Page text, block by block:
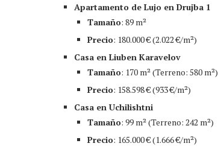
Apartamento de Lujo en Drujba 1
Tamaño: 89 m²
Precio: 180.000 € (2.022 €/m²)
Casa en Liuben Karavelov
Tamaño: 170 m² (Terreno: 580 m²)
Precio: 158.598 € (933 €/m²)
Casa en Uchilishtni
Tamaño: 99 m² (Terreno: 242 m²)
Precio: 165.000 € (1.666 €/m²)